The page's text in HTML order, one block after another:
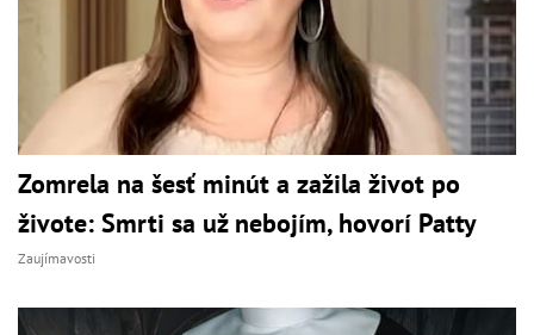
Zomrela na šesť minút a zažila život po
živote: Smrti sa už nebojím, hovorí Patty
Zaujímavosti